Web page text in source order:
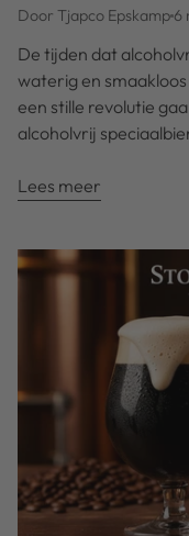
Door Tjapco Epskamp 6
De tijden dat
waterig en
een stille revolutie
alcoholvrij
Lees meer